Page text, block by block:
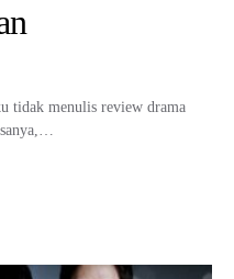
tidak menulis review drama